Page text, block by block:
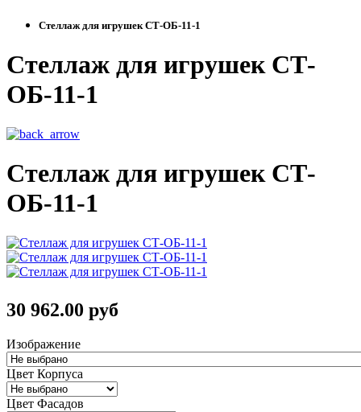
Стеллаж для игрушек СТ-ОБ-11-1
Стеллаж для игрушек СТ-
ОБ-11-1
Стеллаж для игрушек СТ-
ОБ-11-1
30 962.00 руб
Изображение
Цвет Корпуса
Цвет Фасадов